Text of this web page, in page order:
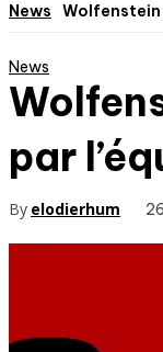
News Wolfenstein
News
par
By elodierhum